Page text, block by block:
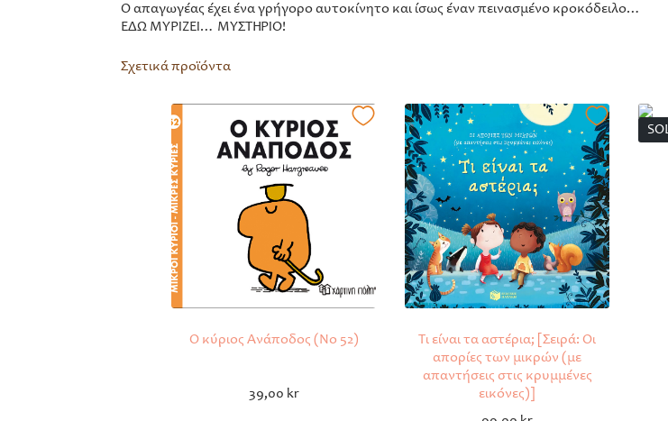
Ο απαγωγέας έχει ένα γρήγορο αυτοκίνητο και ίσως έναν πεινασμένο κροκόδειλο…
ΕΔΩ ΜΥΡΙΖΕΙ… ΜΥΣΤΗΡΙΟ!
Σχετικά προϊόντα
Ο κύριος Ανάποδος (Νο 52)
39,00 kr
Τι είναι τα αστέρια; [Σειρά: Οι
απορίες των μικρών (με
απαντήσεις στις κρυμμένες
εικόνες)]